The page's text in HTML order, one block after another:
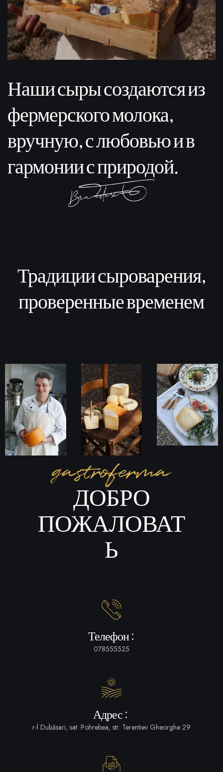
Наши сыры создаются из
фермерского молока,
вручную, с любовью и в
гармонии с природой.
Традиции сыроварения,
проверенные временем
gastroferma
ДОБРО
ПОЖАЛОВАТ
Ь
Телефон:
078555525
Адрес:
r-l Dubăsari, sat. Pohrebea, str. Terentiev Gheorghe 29